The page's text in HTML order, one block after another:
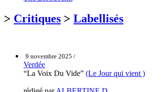
> Critiques > Labellisés
9 novembre 2025 /
Verdée
“La Voix Du Vide” (Le Jour qui vient )